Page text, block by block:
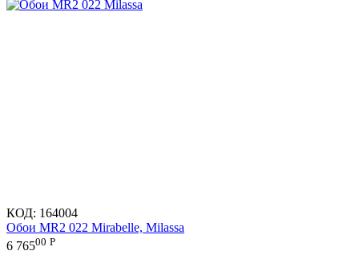
КОД: 164004
Обои MR2 022 Mirabelle, Milassa
6 76500 Р